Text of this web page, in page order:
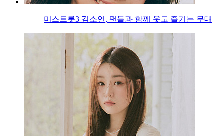
미스트롯3 김소연, 팬들과 함께 웃고 즐기는 무대